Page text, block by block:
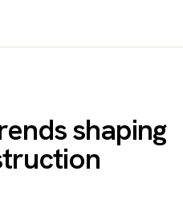
shaping